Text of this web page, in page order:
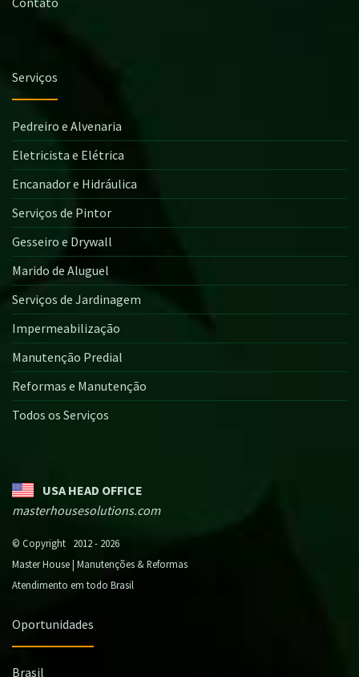
Serviços
Pedreiro e Alvenaria
Eletricista e Elétrica
Encanador e Hidráulica
Serviços de Pintor
Gesseiro e Drywall
Marido de Aluguel
Serviços de Jardinagem
Impermeabilização
Manutenção Predial
Reformas e Manutenção
Todos os Serviços
USA HEAD OFFICE
masterhousesolutions.com
© Copyright 2012 - 2026
Master House | Manutenções & Reformas
Atendimento em todo Brasil
Oportunidades
Brasil